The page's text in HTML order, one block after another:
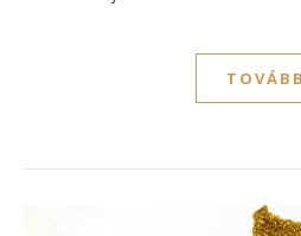
TOVÁBB